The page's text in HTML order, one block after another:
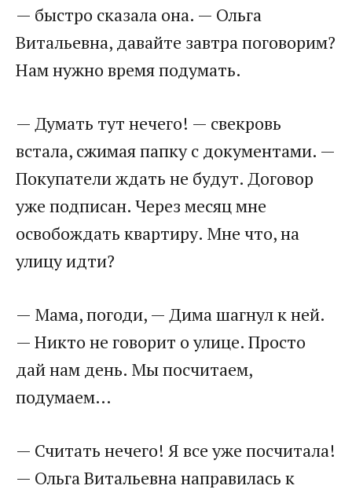
— быстро сказала она. — Ольга
Витальевна, давайте завтра поговорим?
Нам нужно время подумать.
— Думать тут нечего! — свекровь
встала, сжимая папку с документами. —
Покупатели ждать не будут. Договор
уже подписан. Через месяц мне
освобождать квартиру. Мне что, на
улицу идти?
— Мама, погоди, — Дима шагнул к ней.
— Никто не говорит о улице. Просто
дай нам день. Мы посчитаем,
подумаем…
— Считать нечего! Я все уже посчитала!
— Ольга Витальевна направилась к